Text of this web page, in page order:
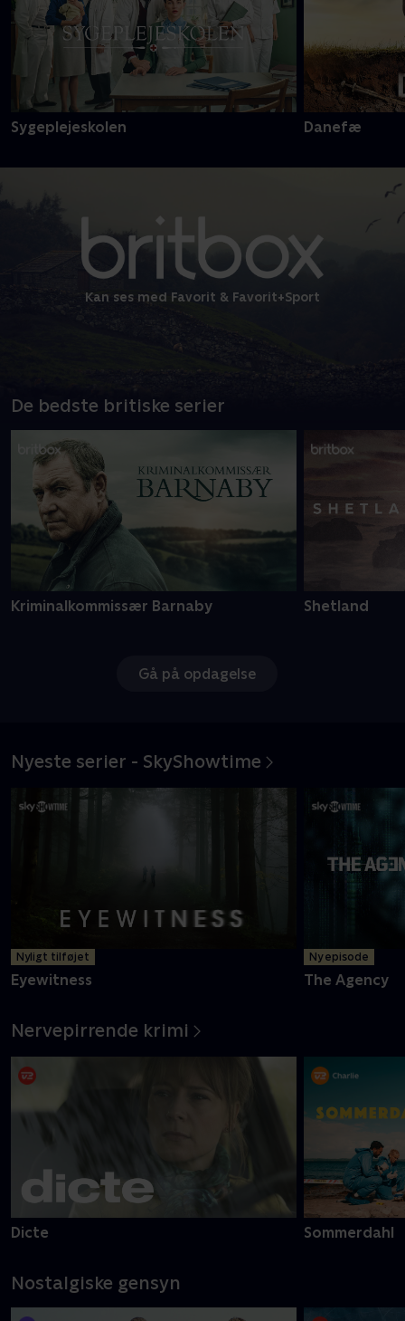
Sygeplejeskolen Danefæ
Kan ses med Favorit & Favorit+Sport
De bedste britiske serier
Kriminalkommissær Barnaby Shetland
Gå på opdagelse
Nyeste serier - SkyShowtime
Nyligt tilføjet
Eyewitness
Ny episode
The Agency
Nervepirrende krimi
Dicte Sommerdahl
Nostalgiske gensyn